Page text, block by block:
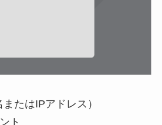
たはIPアドレス）
ト